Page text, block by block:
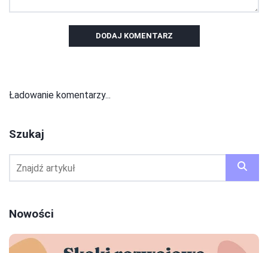
DODAJ KOMENTARZ
Ładowanie komentarzy...
Szukaj
Nowości